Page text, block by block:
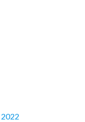
2022